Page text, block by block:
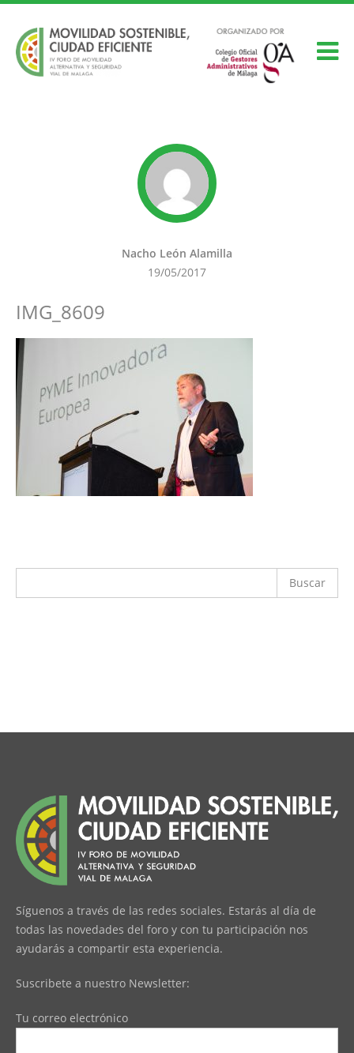
Nacho León Alamilla
19/05/2017
IMG_8609
Síguenos a través de las redes sociales. Estarás al día de
todas las novedades del foro y con tu participación nos
ayudarás a compartir esta experiencia.
Suscribete a nuestro Newsletter:
Tu correo electrónico